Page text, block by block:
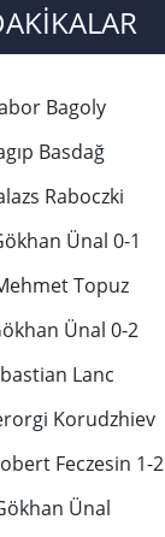
Bagoly
Basdağ
Raboczki
Ünal 0-1
Topuz
Ünal 0-2
Lanc
Korudzhiev
Feczesin 1-2
Ünal